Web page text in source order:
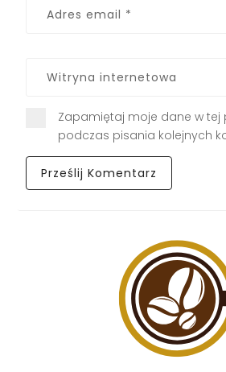
Zapamiętaj moje dane w tej
podczas pisania kolejnych